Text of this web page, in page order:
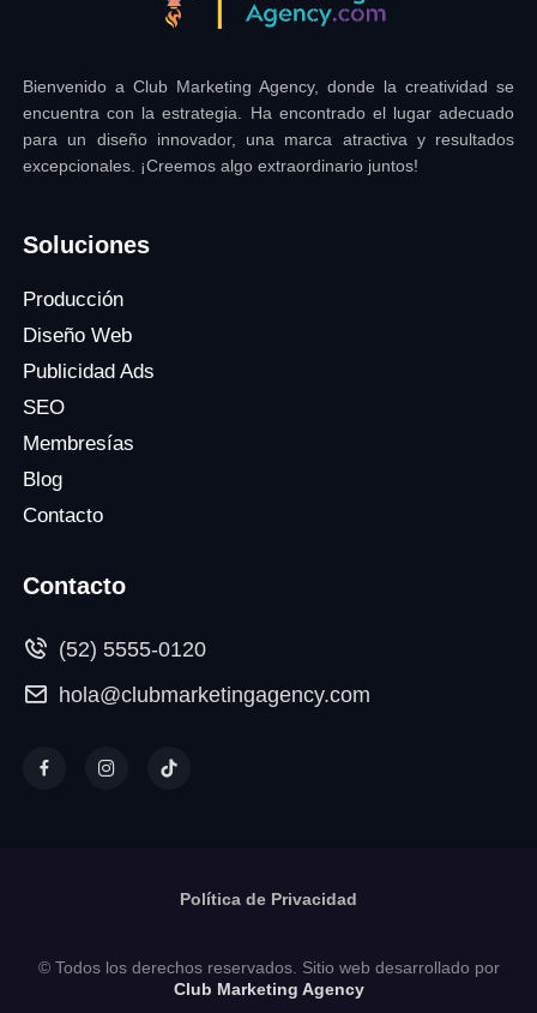
Bienvenido a Club Marketing Agency, donde la creatividad se
encuentra con la estrategia. Ha encontrado el lugar adecuado
para un diseño innovador, una marca atractiva y resultados
excepcionales. ¡Creemos algo extraordinario juntos!
Soluciones
Producción
Diseño Web
Publicidad Ads
SEO
Membresías
Blog
Contacto
Contacto
(52) 5555-0120
hola@clubmarketingagency.com
Política de Privacidad
© Todos los derechos reservados. Sitio web desarrollado por
Club Marketing Agency